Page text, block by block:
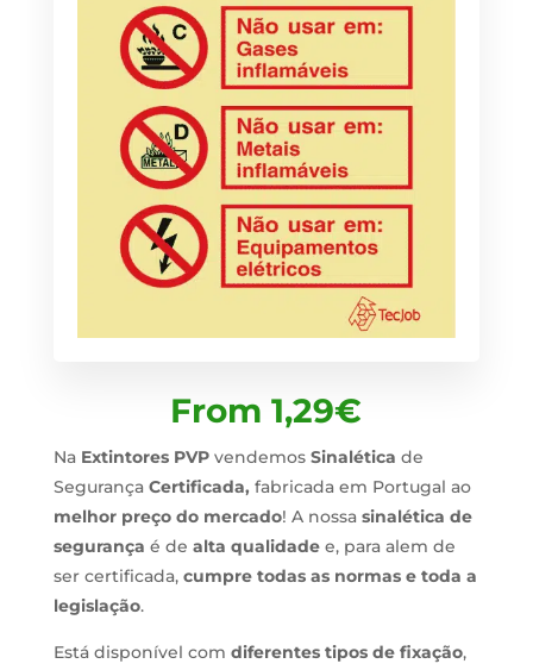
From 1,29€
Na Extintores PVPvendemos Sinalética de
Segurança Certificada, fabricada em Portugal ao
melhor preço do mercado! A nossa sinalética de
segurança é de alta qualidadee, para alem de
ser certificada, cumpre todas as normas e toda a
legislação.
Está disponível com diferentes tipos de fixação,